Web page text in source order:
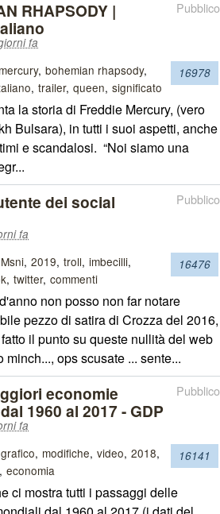
Pubblico
RHAPSODY |
fa
16978
bohemian rhapsody
trailer queen significato
la storia di Freddie Mercury, (vero
Bulsara), in tutti i suoi aspetti, anche
e scandalosi. “Noi siamo una
Pubblico
dei social
fa
16476
Msni 2019 troll imbecilli
twitter commenti
non posso non far notare
pezzo di satira di Crozza del 2016,
il punto su queste nullità del web
minch..., ops scusate ... sente...
Pubblico
economie
1960 al 2017 - GDP
fa
16141
modifiche video 2018
economia
ci mostra tutti i passaggi delle